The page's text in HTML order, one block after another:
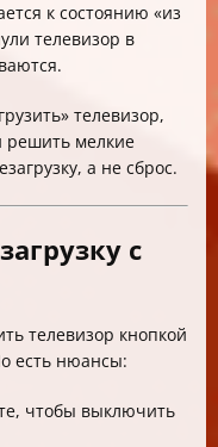
к состоянию «из
телевизор в
телевизор,
решить мелкие
а не сброс.
с
телевизор кнопкой
есть нюансы:
чтобы выключить